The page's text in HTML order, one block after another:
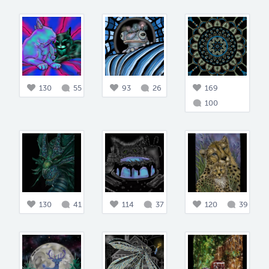
130 55 93 26
169
100
130 41 114 37 120 39